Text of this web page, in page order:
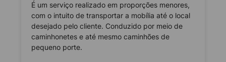
É um serviço realizado em proporções menores,
com o intuito de transportar a mobília até o local
desejado pelo cliente. Conduzido por meio de
caminhonetes e até mesmo caminhões de
pequeno porte.